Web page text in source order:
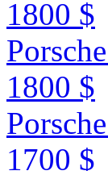
1800 $
1800 $
1700 $